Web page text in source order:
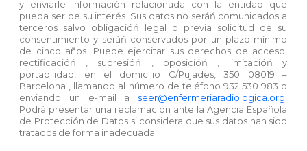
e
n
s
a
j
e
i
f
i
c
a
c
i
ó
n
*
y enviarle información relacionada con la entidad que
pueda ser de su interés. Sus datos no seráń comunicados a
terceros salvo obligacióń legal o previa solicitud de su
consentimiento y seráń conservados por un plazo mínimo
de cinco años. Puede ejercitar sus derechos de acceso,
rectificacióń , supresióń , oposicióń , limitacióń y
portabilidad, en el domicilio C/Pujades, 350 08019 –
Barcelona , llamando al número de teléfono 932 530 983 o
enviando un e-mail a seer@enfermeriaradiologica.org
Podrá presentar una reclamación ante la Agencia Española
de Protección de Datos si considera que sus datos han sido
tratados de forma inadecuada.